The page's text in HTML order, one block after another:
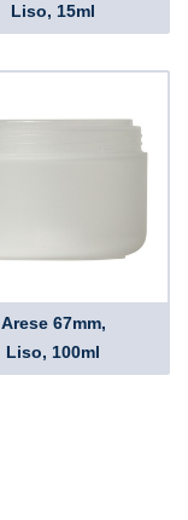
Liso, 15ml
Arese 67mm,
Liso, 100ml